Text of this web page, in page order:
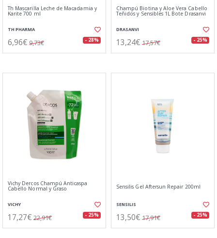
Th Mascarilla Leche de Macadamia y
Karite 700 ml
TH PHARMA
6,96€ 9,73€ - 28%
Champú Biotina y Aloe Vera Cabello
Teñidos y Sensibles 1L Bote Drasanvi
DRASANVI
13,24€ 17,57€ - 25%
Vichy Dercos Champú Anticaspa
Cabello Normal y Graso
VICHY
17,27€ 22,91€ - 25%
Sensilis Gel Aftersun Repair 200ml
SENSILIS
13,50€ 17,91€ - 25%